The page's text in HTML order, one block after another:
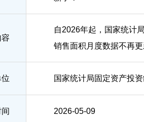
自2026年起，国家统计
销售面积月度数据不再
国家统计局固定资产投
2026-05-09